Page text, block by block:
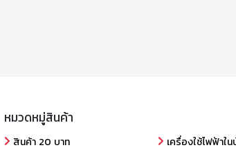
หมวดหมู่สินค้า
สินค้า 20 บาท
เครื่องใช้ไฟฟ้าใน